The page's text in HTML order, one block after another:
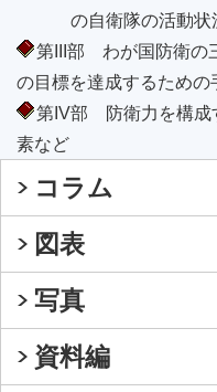
の自衛隊の活動状
第III部 わが国防衛の
の目標を達成するための
第IV部 防衛力を構成
素など
コラム
図表
写真
資料編